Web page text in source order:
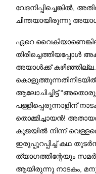
വേദനിപ്പിച്ചെങ്കിൽ,
ചിന്തയായിരുന്നു
ഏറെ
തിരിച്ചെത്തിയപ്പോൾ
അയാൾക്ക് കഴിഞ്ഞില്ല.
കൊളുത്തുന്നതിനിടയിൽ
ആലോചിച്ചിട്ട്
പള്ളിപ്പെരുന്നാളിന്
തൊമ്മിച്ചായൻ!
കൂജയിൽ നിന്ന്
ഇരുപ്പുറപ്പിച്ച് കഥ
ത്യാഗത്തിന്റേയും
ആയിരുന്നു നാടകം,